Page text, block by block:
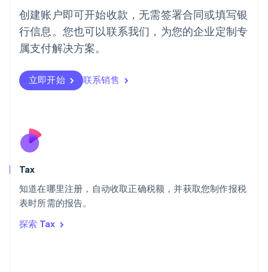
创建账户即可开始收款，无需签署合同或填写银
行信息。您也可以联系我们，为您的企业定制专
属支付解决方案。
立即开始 联系销售
Tax
知道在哪里注册，自动收取正确税额，并获取您制作报税
表时所需的报告。
探索 Tax
English
葡萄牙
PortuguêsEnglish
日本
瑞典
Svenska English
瑞士
English
斯洛伐克
泰国
ไทยEnglish
English